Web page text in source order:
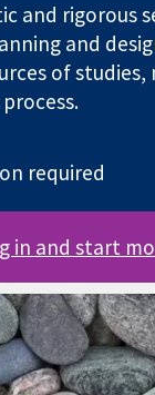
and rigorous
and
of studies,
required
in and start